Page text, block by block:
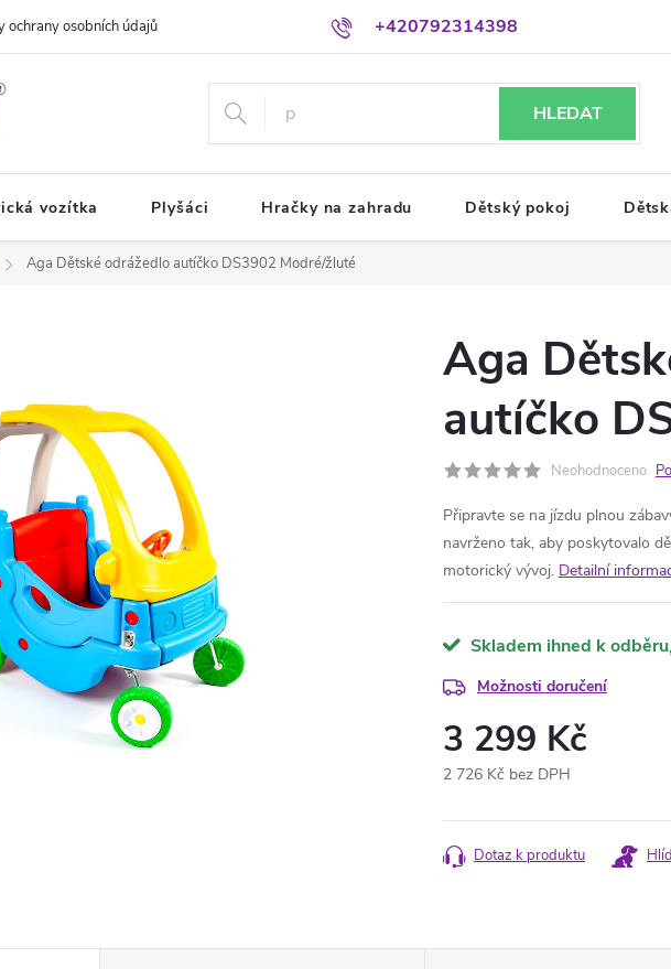
+420792314398
ochrany osobních údajů
HLEDAT
vozítka Plyšáci Hračky na zahradu Dětský pokoj
Aga Dětské odrážedlo autíčko DS3902 Modré/žluté
Aga
autíčko
Neohodnoceno
Připravte se na jízdu plnou
navrženo tak, aby poskytovalo
motorický vývoj. Detailní
Skladem ihned k odběru
Možnosti doručení
3 299 Kč
2 726 Kč bez DPH
cena:
Dotaz k produktu